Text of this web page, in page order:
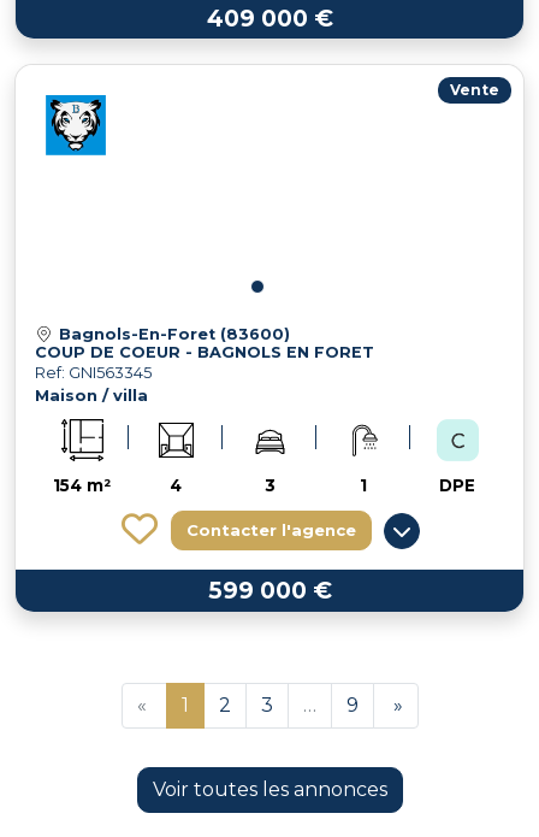
409 000 €
Vente
Bagnols-En-Foret (83600)
COUP DE COEUR - BAGNOLS EN FORET
Ref: GNI563345
Maison / villa
154 m² 4 3 1 DPE
Contacter l'agence
599 000 €
« 1 2 3 … 9 »
Voir toutes les annonces